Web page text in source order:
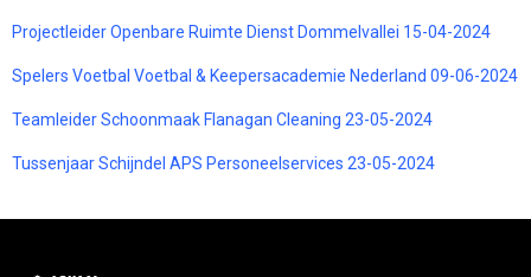
Projectleider Openbare Ruimte Dienst Dommelvallei 15-04-2024
Spelers Voetbal Voetbal & Keepersacademie Nederland 09-06-2024
Teamleider Schoonmaak Flanagan Cleaning 23-05-2024
Tussenjaar Schijndel APS Personeelservices 23-05-2024